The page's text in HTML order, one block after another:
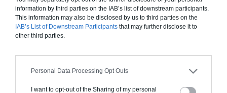
information by third parties on the IAB’s list of downstream participants.
This information may also be disclosed by us to third parties on the
IAB’s List of Downstream Participants that may further disclose it to
other third parties.
Personal Data Processing Opt Outs
I want to opt-out of the Sharing of my personal